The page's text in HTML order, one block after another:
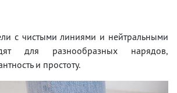
с чистыми линиями и нейтральными
для разнообразных нарядов,
и простоту.